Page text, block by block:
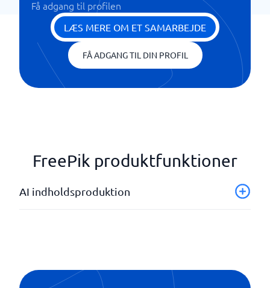
Få adgang til profilen
LÆS MERE OM ET SAMARBEJDE
FÅ ADGANG TIL DIN PROFIL
FreePik produktfunktioner
AI indholdsproduktion